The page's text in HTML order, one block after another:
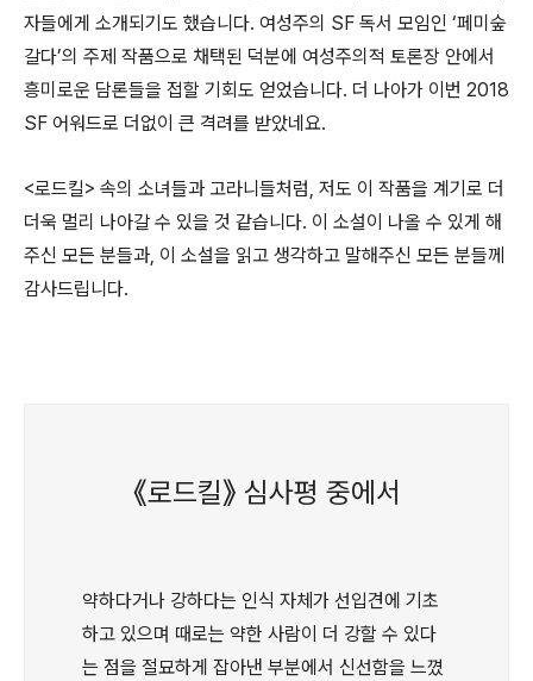
자들에게 소개되기도 했습니다. 여성주의 SF 독서 모임인 ‘페미숲
갈다’의 주제 작품으로 채택된 덕분에 여성주의적 토론장 안에서
흥미로운 담론들을 접할 기회도 얻었습니다. 더 나아가 이번 2018
SF 어워드로 더없이 큰 격려를 받았네요.
<로드킬> 속의 소녀들과 고라니들처럼, 저도 이 작품을 계기로 더
더욱 멀리 나아갈 수 있을 것 같습니다. 이 소설이 나올 수 있게 해
주신 모든 분들과, 이 소설을 읽고 생각하고 말해주신 모든 분들께
감사드립니다.
《로드킬》 심사평 중에서
약하다거나 강하다는 인식 자체가 선입견에 기초
하고 있으며 때로는 약한 사람이 더 강할 수 있다
는 점을 절묘하게 잡아낸 부분에서 신선함을 느꼈